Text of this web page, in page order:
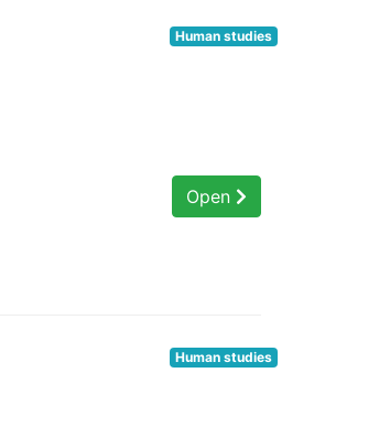
Human studies
Open
Human studies